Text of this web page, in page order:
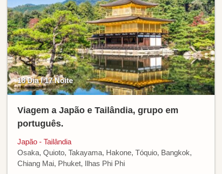
18 Dia / 17 Noite
Viagem a Japão e Tailândia, grupo em
português.
Japão - Tailândia
Osaka, Quioto, Takayama, Hakone, Tóquio, Bangkok,
Chiang Mai, Phuket, Ilhas Phi Phi